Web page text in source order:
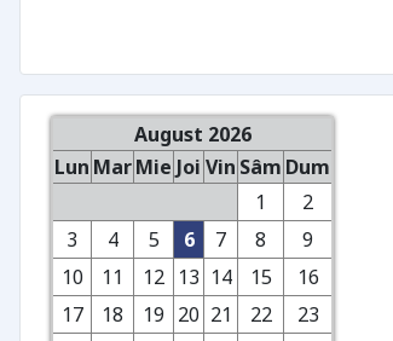
August 2026
Lun MarMie Joi Vin Sâm Dum
1
2
3
4 5 6 7 8
9
10
11 12 13 14 15
16
17
18 19 20 21 22
23